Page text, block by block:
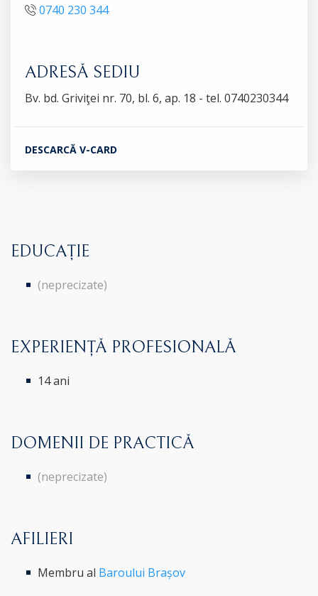
0740 230 344
ADRESĂ SEDIU
Bv. bd. Griviţei nr. 70, bl. 6, ap. 18 - tel. 0740230344
DESCARCĂ V-CARD
EDUCAȚIE
(neprecizate)
EXPERIENȚĂ PROFESIONALĂ
14 ani
DOMENII DE PRACTICĂ
(neprecizate)
AFILIERI
Membru al Baroului Brașov